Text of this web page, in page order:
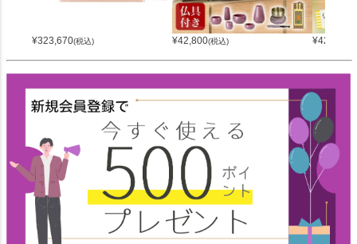
¥323,670(税込) ¥42,800(税込) ¥42,800